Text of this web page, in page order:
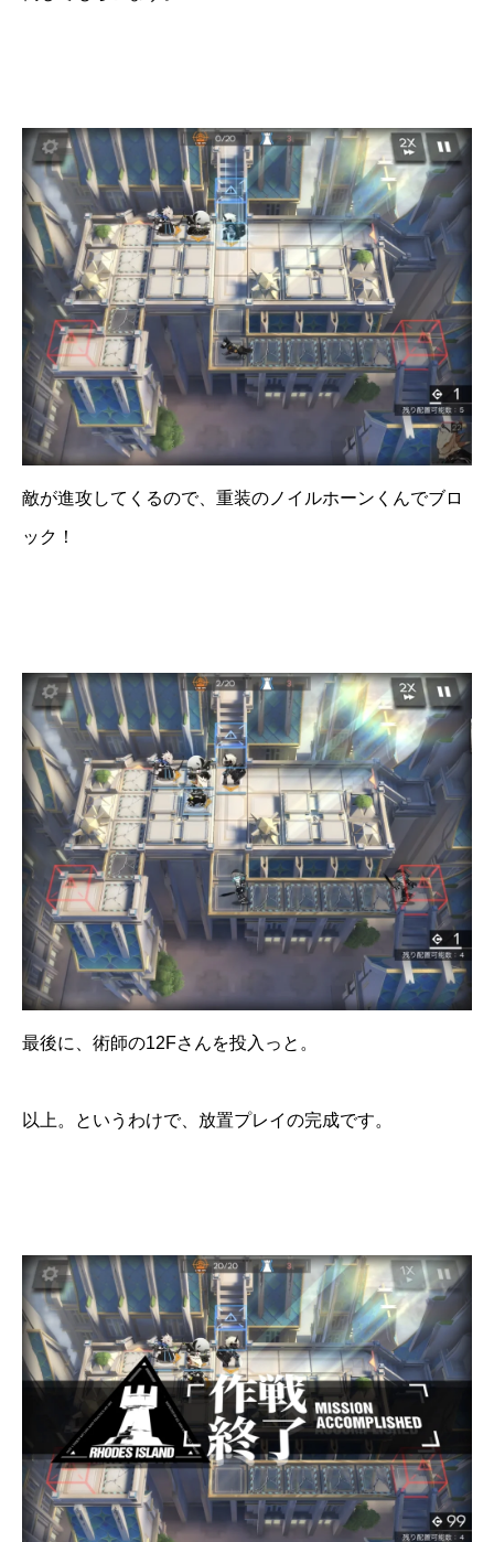
敵が進攻してくるので、重装のノイルホーンくんでブロ
ック！
最後に、術師の12Fさんを投入っと。
以上。というわけで、放置プレイの完成です。